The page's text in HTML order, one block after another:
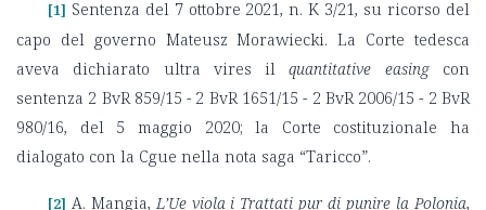
[1] Sentenza del 7 ottobre 2021, n. K 3/21, su ricorso del
capo del governo Mateusz Morawiecki. La Corte tedesca
aveva dichiarato ultra vires ilquantitative easingcon
sentenza 2 BvR 859/15 - 2 BvR 1651/15 - 2 BvR 2006/15 - 2 BvR
980/16, del 5 maggio 2020; la Corte costituzionale ha
dialogato con la Cgue nella nota saga “Taricco”.
[2] A. Mangia, L’Ue viola i Trattati pur di punire la Polonia,